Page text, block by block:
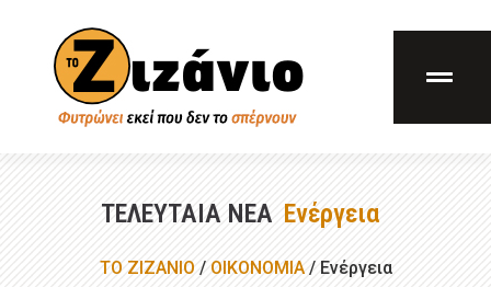
ΤΕΛΕΥΤΑΊΑ ΝΈΑ Ενέργεια
ΤΟ ΖΙΖΑΝΙΟ / ΟΙΚΟΝΟΜΙΑ/ Ενέργεια